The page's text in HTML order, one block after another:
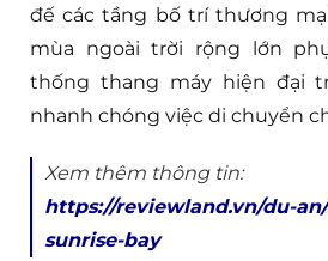
đế các tầng bố trí thương
mùa ngoài trời rộng lớn
thống thang máy hiện đại
nhanh chóng việc di chuyển
Xem thêm thông tin:
https://reviewland.vn/du-
sunrise-bay